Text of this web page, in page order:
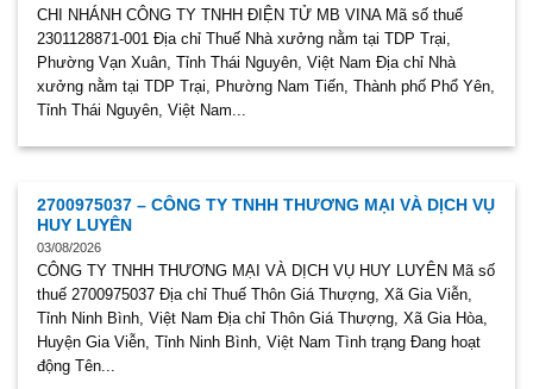
CHI NHÁNH CÔNG TY TNHH ĐIỆN TỬ MB VINA Mã số thuế
2301128871-001 Địa chỉ Thuế Nhà xưởng nằm tại TDP Trại,
Phường Vạn Xuân, Tỉnh Thái Nguyên, Việt Nam Địa chỉ Nhà
xưởng nằm tại TDP Trại, Phường Nam Tiến, Thành phố Phổ Yên,
Tỉnh Thái Nguyên, Việt Nam...
2700975037 – CÔNG TY TNHH THƯƠNG MẠI VÀ DỊCH VỤ
HUY LUYÊN
03/08/2026
CÔNG TY TNHH THƯƠNG MẠI VÀ DỊCH VỤ HUY LUYÊN Mã số
thuế 2700975037 Địa chỉ Thuế Thôn Giá Thượng, Xã Gia Viễn,
Tỉnh Ninh Bình, Việt Nam Địa chỉ Thôn Giá Thượng, Xã Gia Hòa,
Huyện Gia Viễn, Tỉnh Ninh Bình, Việt Nam Tình trạng Đang hoạt
động Tên...